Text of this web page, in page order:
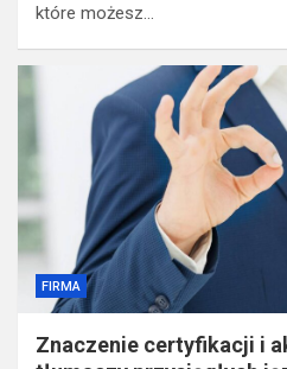
które możesz…
FIRMA
Znaczenie certyfikacji i